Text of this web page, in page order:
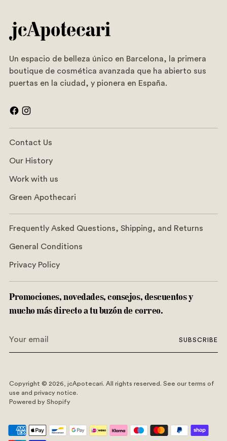
Un espacio de belleza único en Barcelona, la primera
boutique de cosmética avanzada que ha abierto sus
puertas en la ciudad, y pionera en España.
Contact Us
Our History
Work with us
Green Apothecari
Frequently Asked Questions, Shipping, and Returns
General Conditions
Privacy Policy
Promociones, novedades, consejos, descuentos y
mucho más directo a tu buzón de correo.
SUBSCRIBE
Copyright © 2026, jcApotecari. All rights reserved. See our terms of
use and privacy notice.
Powered by Shopify